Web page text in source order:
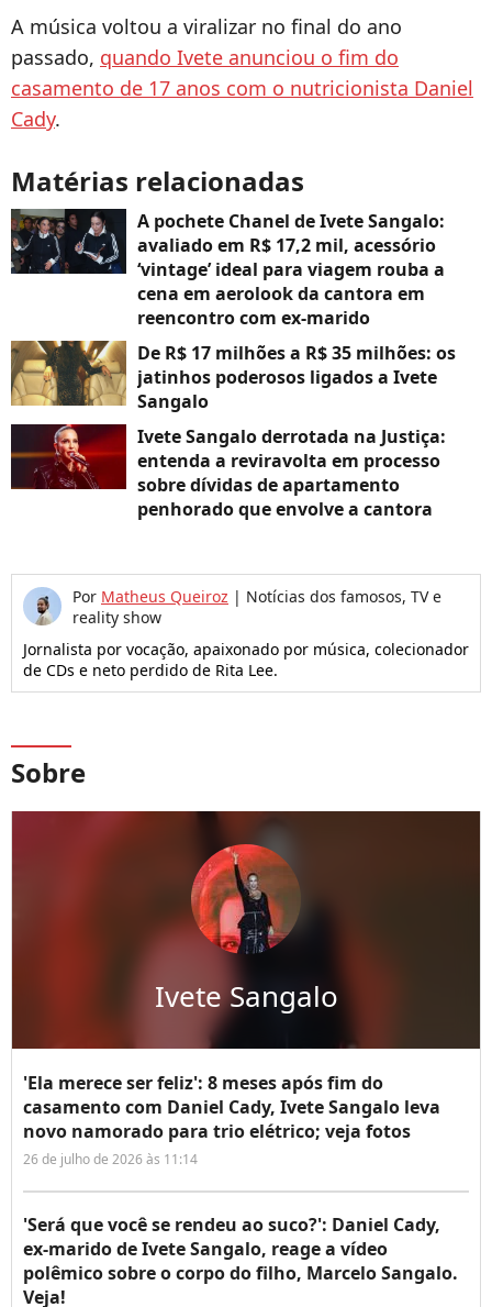
A música voltou a viralizar no final do ano
passado, quando Ivete anunciou o fim do
casamento de 17 anos com o nutricionista Daniel
Cady.
Matérias relacionadas
A pochete Chanel de Ivete Sangalo:
avaliado em R$ 17,2 mil, acessório
‘vintage’ ideal para viagem rouba a
cena em aerolook da cantora em
reencontro com ex-marido
De R$ 17 milhões a R$ 35 milhões: os
jatinhos poderosos ligados a Ivete
Sangalo
Ivete Sangalo derrotada na Justiça:
entenda a reviravolta em processo
sobre dívidas de apartamento
penhorado que envolve a cantora
Por Matheus Queiroz | Notícias dos famosos, TV e
reality show
Jornalista por vocação, apaixonado por música, colecionador
de CDs e neto perdido de Rita Lee.
Sobre
Ivete Sangalo
'Ela merece ser feliz': 8 meses após fim do
casamento com Daniel Cady, Ivete Sangalo leva
novo namorado para trio elétrico; veja fotos
26 de julho de 2026 às 11:14
'Será que você se rendeu ao suco?': Daniel Cady,
ex-marido de Ivete Sangalo, reage a vídeo
polêmico sobre o corpo do filho, Marcelo Sangalo.
Veja!